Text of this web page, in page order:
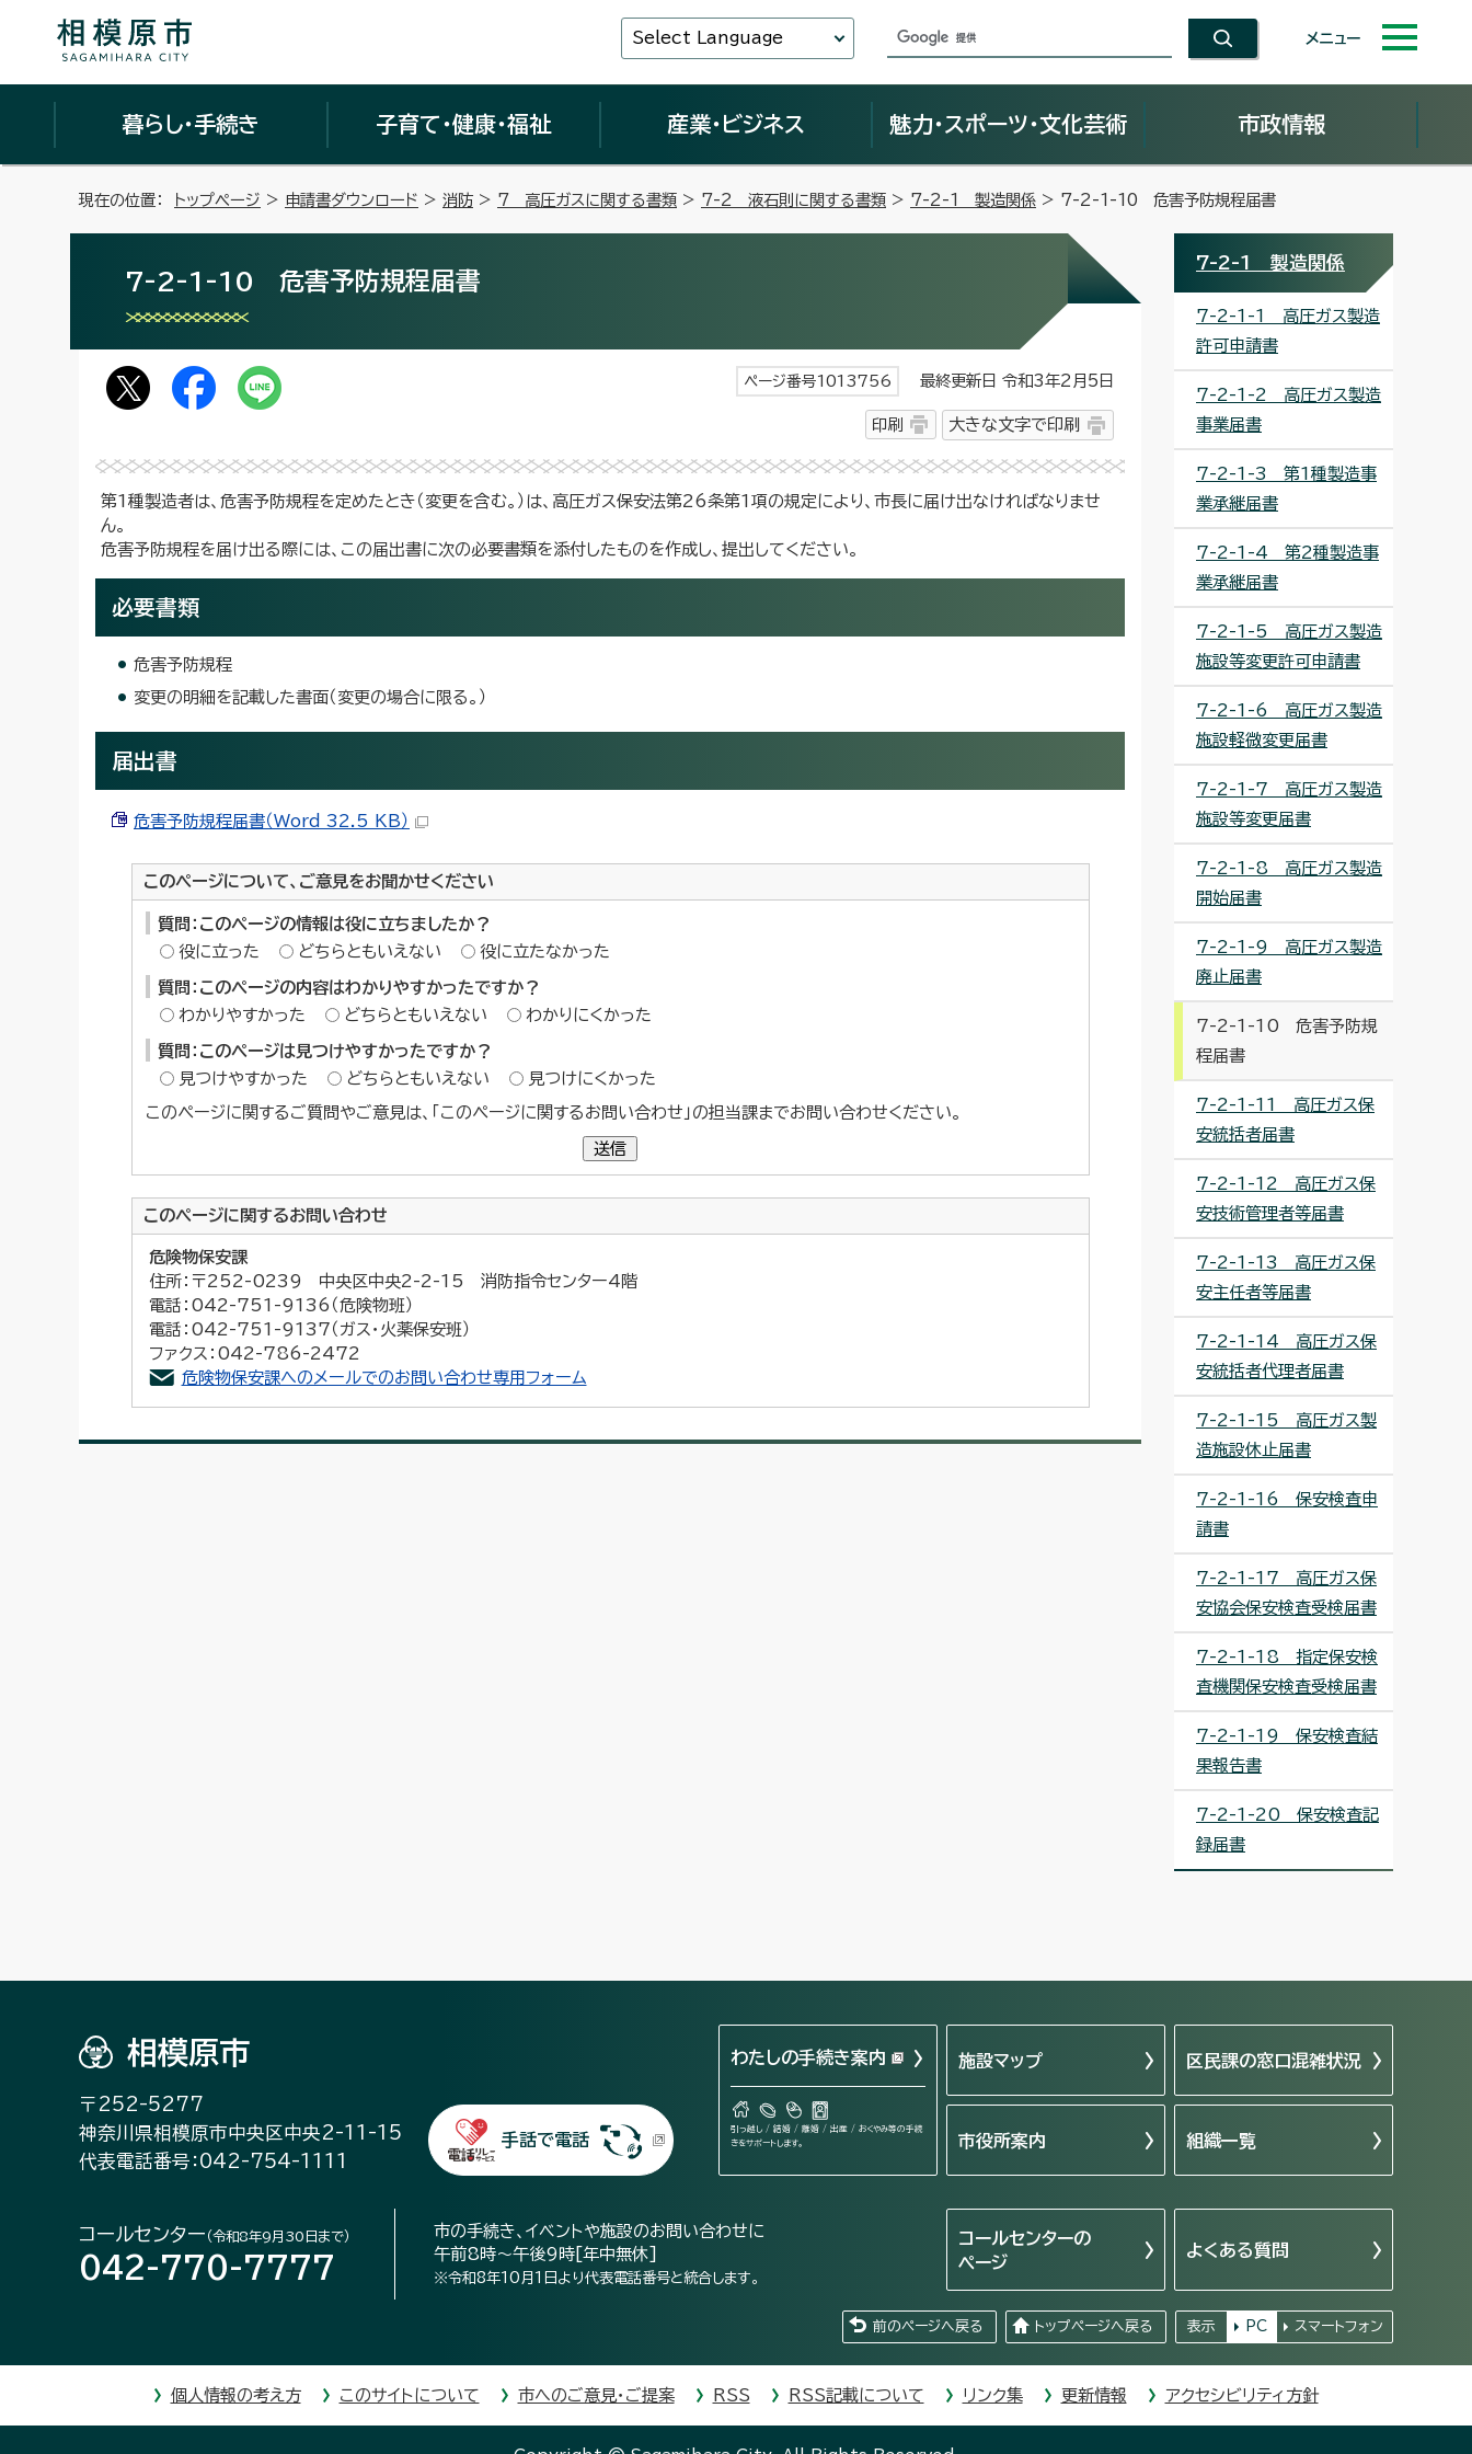
Select Language メニュー
暮らし・手続き 子育て・健康・福祉 産業・ビジネス 魅力・スポーツ・文化芸術 市政情報
現在の位置： トップページ > 申請書ダウンロード > 消防 > 7 高圧ガスに関する書類 > 7-2 液石則に関する書類 > 7-2-1 製造関係 > 7-2-1-10 危害予防規程届書
7-2-1-10 危害予防規程届書
ページ番号1013756 最終更新日 令和3年2月5日
印刷 大きな文字で印刷
第1種製造者は、危害予防規程を定めたとき（変更を含む。）は、高圧ガス保安法第26条第1項の規定により、市長に届け出なければなりませ
ん。
危害予防規程を届け出る際には、この届出書に次の必要書類を添付したものを作成し、提出してください。
必要書類
危害予防規程
変更の明細を記載した書面（変更の場合に限る。）
届出書
危害予防規程届書（Word 32.5 KB）
このページについて、ご意見をお聞かせください
質問：このページの情報は役に立ちましたか？
役に立った
どちらともいえない 役に立たなかった
質問：このページの内容はわかりやすかったですか？
わかりやすかった
どちらともいえない わかりにくかった
質問：このページは見つけやすかったですか？
見つけやすかった
どちらともいえない 見つけにくかった
このページに関するご質問やご意見は、「このページに関するお問い合わせ」の担当課までお問い合わせください。
送信
このページに関するお問い合わせ
危険物保安課
住所：〒252-0239 中央区中央2-2-15 消防指令センター4階
電話：042-751-9136（危険物班）
電話：042-751-9137（ガス・火薬保安班）
ファクス：042-786-2472
危険物保安課へのメールでのお問い合わせ専用フォーム
7-2-1 製造関係
7-2-1-1 高圧ガス製造
許可申請書
7-2-1-2 高圧ガス製造
事業届書
7-2-1-3 第1種製造事
業承継届書
7-2-1-4 第2種製造事
業承継届書
7-2-1-5 高圧ガス製造
施設等変更許可申請書
7-2-1-6 高圧ガス製造
施設軽微変更届書
7-2-1-7 高圧ガス製造
施設等変更届書
7-2-1-8 高圧ガス製造
開始届書
7-2-1-9 高圧ガス製造
廃止届書
7-2-1-10 危害予防規
程届書
7-2-1-11 高圧ガス保
安統括者届書
7-2-1-12 高圧ガス保
安技術管理者等届書
7-2-1-13 高圧ガス保
安主任者等届書
7-2-1-14 高圧ガス保
安統括者代理者届書
7-2-1-15 高圧ガス製
造施設休止届書
7-2-1-16 保安検査申
請書
7-2-1-17 高圧ガス保
安協会保安検査受検届書
7-2-1-18 指定保安検
査機関保安検査受検届書
7-2-1-19 保安検査結
果報告書
7-2-1-20 保安検査記
録届書
相模原市
〒252-5277
神奈川県相模原市中央区中央2-11-15
代表電話番号：042-754-1111
手話で電話
わたしの手続き案内
引っ越し / 結婚 / 離婚 / 出産 / おくやみ等の手続
きをサポートします。
施設マップ 区民課の窓口混雑状況
市役所案内 組織一覧
コールセンター （令和8年9月30日まで）
042-770-7777
市の手続き、イベントや施設のお問い合わせに
午前8時～午後9時[年中無休]
※令和8年10月1日より代表電話番号と統合します。
コールセンターの
ページ
よくある質問
前のページへ戻る トップページへ戻る 表示 PC スマートフォン
個人情報の考え方 このサイトについて 市へのご意見・ご提案 RSS RSS記載について リンク集 更新情報 アクセシビリティ方針